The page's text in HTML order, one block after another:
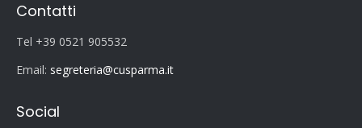
Contatti
Tel +39 0521 905532
Email: segreteria@cusparma.it
Social